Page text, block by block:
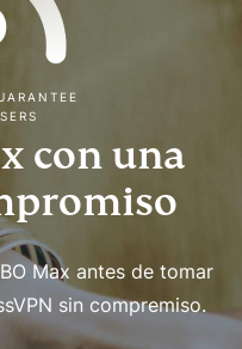
con una
Max antes de tomar
sin compremiso.